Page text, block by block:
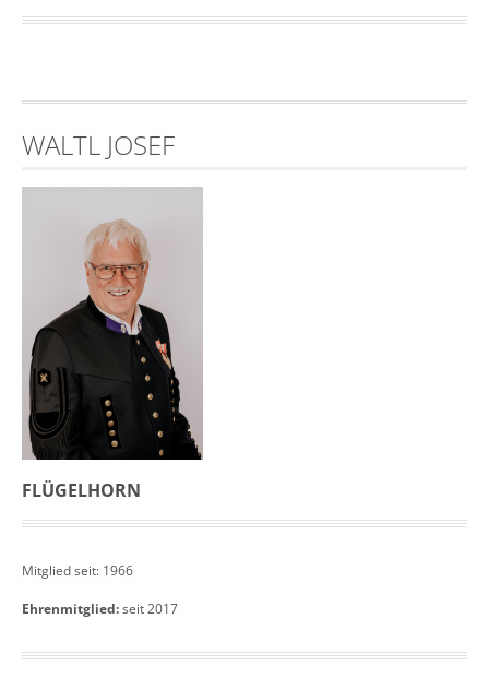
WALTL JOSEF
FLÜGELHORN
Mitglied seit: 1966
Ehrenmitglied:seit 2017